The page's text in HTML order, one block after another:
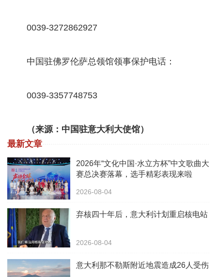
0039-3272862927
中国驻佛罗伦萨总领馆领事保护电话：
0039-3357748753
（来源：中国驻意大利大使馆）
最新文章
2026年“文化中国·水立方杯”中文歌曲大
赛总决赛落幕，选手精彩表现来啦
2026-08-04
弃核四十年后，意大利计划重启核电站
2026-08-04
意大利那不勒斯附近地震造成26人受伤